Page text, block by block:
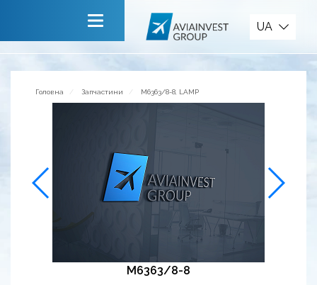
Зворотній зв’язок
UA
Головна Запчастини M6363/8-8, LAMP
M6363/8-8